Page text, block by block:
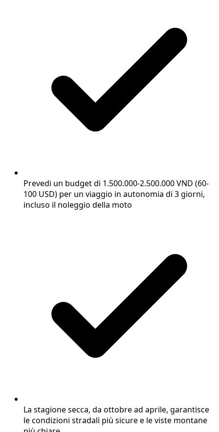
Prevedi un budget di 1.500.000-2.500.000 VND (60-
100 USD) per un viaggio in autonomia di 3 giorni,
incluso il noleggio della moto
La stagione secca, da ottobre ad aprile, garantisce
le condizioni stradali più sicure e le viste montane